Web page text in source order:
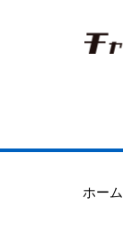
ホーム